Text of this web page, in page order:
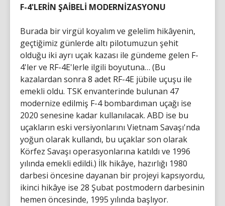
F-4'LERİN ŞAİBELİ MODERNİZASYONU
Burada bir virgül koyalım ve gelelim hikâyenin,
geçtiğimiz günlerde altı pilotumuzun şehit
olduğu iki ayrı uçak kazası ile gündeme gelen F-
4'ler ve RF-4E'lerle ilgili boyutuna… (Bu
kazalardan sonra 8 adet RF-4E jübile uçuşu ile
emekli oldu. TSK envanterinde bulunan 47
modernize edilmiş F-4 bombardıman uçağı ise
2020 senesine kadar kullanılacak. ABD ise bu
uçakların eski versiyonlarını Vietnam Savaşı'nda
yoğun olarak kullandı, bu uçaklar son olarak
Körfez Savaşı operasyonlarına katıldı ve 1996
yılında emekli edildi.) İlk hikâye, hazırlığı 1980
darbesi öncesine dayanan bir projeyi kapsıyordu,
ikinci hikâye ise 28 Şubat postmodern darbesinin
hemen öncesinde, 1995 yılında başlıyor.